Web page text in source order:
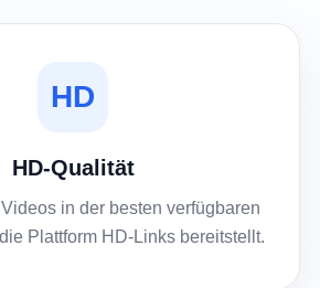
HD
HD-Qualität
in der besten verfügbaren
Plattform HD-Links bereitstellt.